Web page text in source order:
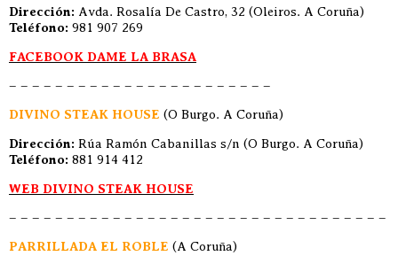
Dirección: Avda. Rosalía De Castro, 32 (Oleiros. A Coruña)
Teléfono: 981 907 269
FACEBOOK DAME LA BRASA
– – – – – – – – – – – – – – – – – – – – – – –
DIVINO STEAK HOUSE (O Burgo. A Coruña)
Dirección: Rúa Ramón Cabanillas s/n (O Burgo. A Coruña)
Teléfono: 881 914 412
WEB DIVINO STEAK HOUSE
– – – – – – – – – – – – – – – – – – – – – – – – – – – – – – – – –
PARRILLADA EL ROBLE (A Coruña)